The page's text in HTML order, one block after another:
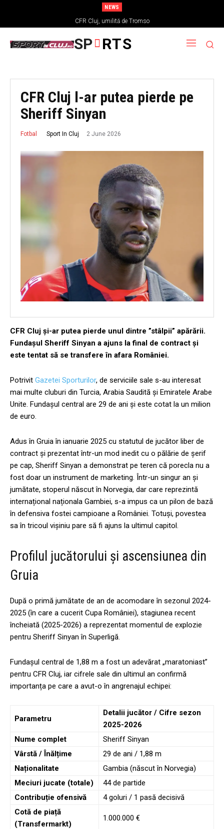
NEWS
CFR Cluj, umilită de Tromso
SP RTS
CFR Cluj l-ar putea pierde pe
Sheriff Sinyan
Fotbal Sport In Cluj 2 June 2026
CFR Cluj și-ar putea pierde unul dintre ”stâlpii” apărării.
Fundașul Sheriff Sinyan a ajuns la final de contract și
este tentat să se transfere în afara României.
Potrivit Gazetei Sporturilor, de serviciile sale s-au interesat
mai multe cluburi din Turcia, Arabia Saudită și Emiratele Arabe
Unite. Fundașul central are 29 de ani și este cotat la un milion
de euro.
Adus în Gruia în ianuarie 2025 cu statutul de jucător liber de
contract și prezentat într-un mod inedit cu o pălărie de șerif
pe cap, Sheriff Sinyan a demonstrat pe teren că porecla nu a
fost doar un instrument de marketing. Într-un singur an și
jumătate, stoperul născut în Norvegia, dar care reprezintă
internațional naționala Gambiei, s-a impus ca un pilon de bază
în defensiva fostei campioane a României. Totuși, povestea
sa în tricoul vișiniu pare să fi ajuns la ultimul capitol.
Profilul jucătorului și ascensiunea din
Gruia
După o primă jumătate de an de acomodare în sezonul 2024-
2025 (în care a cucerit Cupa României), stagiunea recent
încheiată (2025-2026) a reprezentat momentul de explozie
pentru Sheriff Sinyan în Superligă.
Fundașul central de 1,88 m a fost un adevărat „maratoniast”
pentru CFR Cluj, iar cifrele sale din ultimul an confirmă
importanța pe care a avut-o în angrenajul echipei:
Parametru
Detalii jucător / Cifre sezon
2025-2026
Nume complet
Sheriff Sinyan
Vârstă / Înălțime
29 de ani / 1,88 m
Naționalitate
Gambia (născut în Norvegia)
Meciuri jucate (totale)
44 de partide
Contribuție ofensivă
4 goluri / 1 pasă decisivă
Cotă de piață
(Transfermarkt)
1.000.000 €